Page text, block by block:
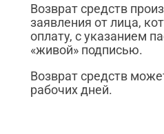
Возврат средств
заявления от лица,
оплату, с указанием
«живой» подписью.
Возврат средств
рабочих дней.